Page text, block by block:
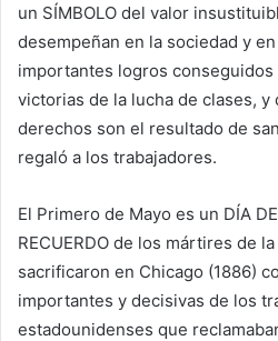
un SÍMBOLO del valor
desempeñan en la sociedad y
importantes logros
victorias de la lucha de clases, y
derechos son el resultado de
regaló a los trabajadores.
El Primero de Mayo es un DÍA
RECUERDO de los mártires de
sacrificaron en Chicago (1886)
importantes y decisivas de los
estadounidenses que